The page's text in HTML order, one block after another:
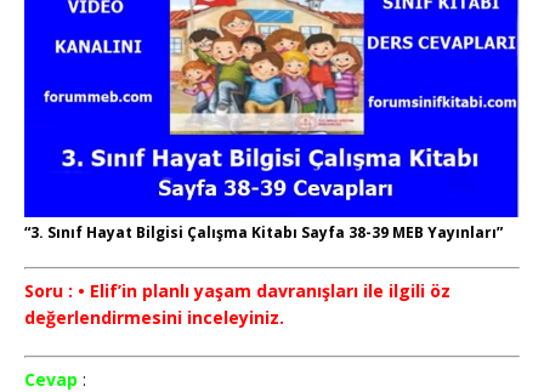
“3. Sınıf Hayat Bilgisi Çalışma Kitabı Sayfa 38-39 MEB Yayınları”
Soru : • Elif’in planlı yaşam davranışları ile ilgili öz
değerlendirmesini inceleyiniz.
Cevap :